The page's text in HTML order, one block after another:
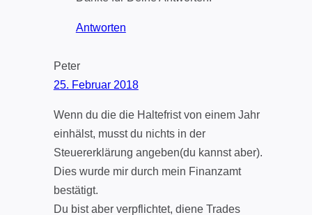
Antworten
Peter
25. Februar 2018
Wenn du die die Haltefrist von einem Jahr
einhälst, musst du nichts in der
Steuererklärung angeben(du kannst aber).
Dies wurde mir durch mein Finanzamt
bestätigt.
Du bist aber verpflichtet, diene Trades